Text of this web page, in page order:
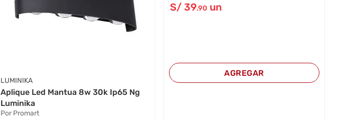
LUMINIKA
Aplique Led Mantua 8w 30k Ip65 Ng
Luminika
Por Promart
S/ 39.90 un
AGREGAR